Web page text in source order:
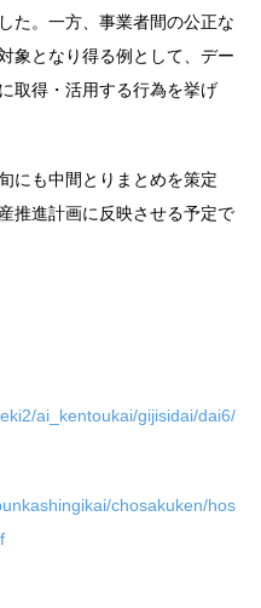
た。一方、事業者間の公正な
象となり得る例として、デー
取得・活用する行為を挙げ
にも中間とりまとめを策定
推進計画に反映させる予定で
ai_kentoukai/gijisidai/dai6/
chosakuken/hos